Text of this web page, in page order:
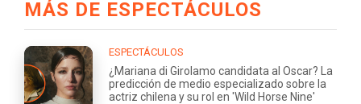
MÁS DE ESPECTÁCULOS
ESPECTÁCULOS
¿Mariana di Girolamo candidata al Oscar? La
predicción de medio especializado sobre la
actriz chilena y su rol en 'Wild Horse Nine'